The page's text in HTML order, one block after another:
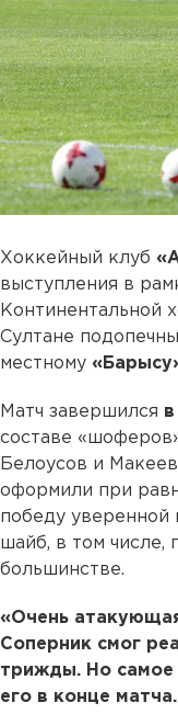
Хоккейный клуб
выступления в
Континентальной
Султане
местному
Матч завершился
составе
Белоусов и
оформили при
победу уверенной
шайб, в том числе,
большинстве.
«Очень
Соперник смог
трижды. Но самое
его в конце